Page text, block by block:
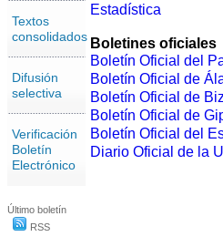
Textos
consolidados
Difusión
selectiva
Verificación
Boletín
Electrónico
Último boletín
RSS
Estadística
Boletines oficiales
Boletín Oficial del
Boletín Oficial de
Boletín Oficial de
Boletín Oficial de
Boletín Oficial del
Diario Oficial de la